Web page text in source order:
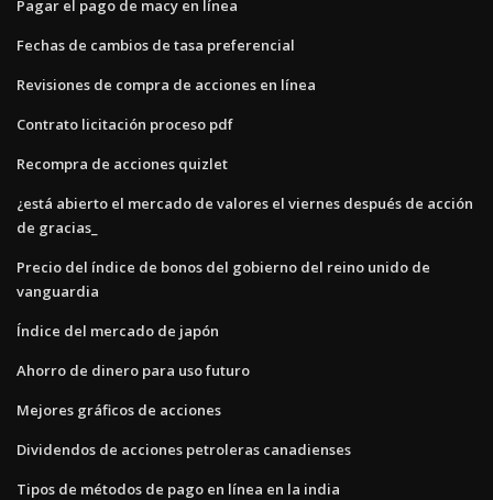
Pagar el pago de macy en línea
Fechas de cambios de tasa preferencial
Revisiones de compra de acciones en línea
Contrato licitación proceso pdf
Recompra de acciones quizlet
¿está abierto el mercado de valores el viernes después de acción
de gracias_
Precio del índice de bonos del gobierno del reino unido de
vanguardia
Índice del mercado de japón
Ahorro de dinero para uso futuro
Mejores gráficos de acciones
Dividendos de acciones petroleras canadienses
Tipos de métodos de pago en línea en la india